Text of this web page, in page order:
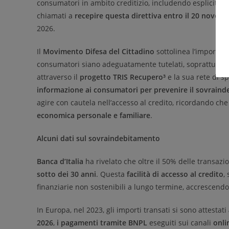
consumatori in ambito creditizio, includendo
chiamati a recepire questa direttiva entro il 20
2026.
Il Movimento Difesa del Cittadino sottolinea
consumatori siano adeguatamente tutelati, soprattutto
attraverso il progetto TRIS Recupero³ e la sua rete di
informazione ai consumatori per prevenire il
agire con cautela nell’accesso al credito, ricordando che
economica personale e familiare.
Alcuni dati sul sovraindebitamento
Banca d’Italia ha rivelato che oltre il 50% delle
sotto dei 30 anni. Questa facilità di accesso al credito,
finanziarie non sostenibili a lungo termine,
In Europa, nel 2023, gli importi transati si sono
2026, i pagamenti tramite BNPL eseguiti sui canali